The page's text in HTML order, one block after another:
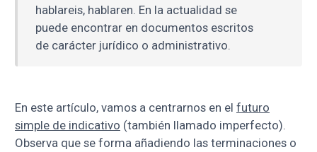
hablareis, hablaren. En la actualidad se
puede encontrar en documentos escritos
de carácter jurídico o administrativo.
En este artículo, vamos a centrarnos en el futuro
simple de indicativo (también llamado imperfecto).
Observa que se forma añadiendo las terminaciones o